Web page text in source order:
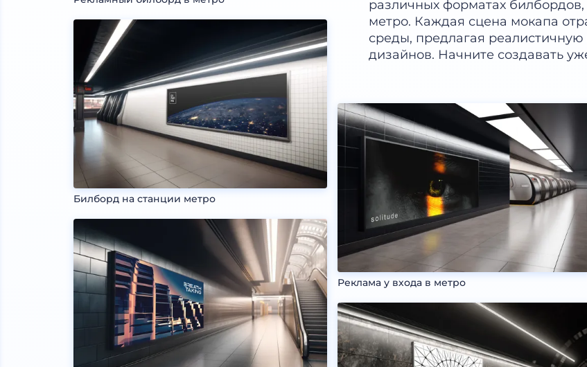
Билборд на станции метро
различных форматах
метро. Каждая сцена мокапа
среды, предлагая
дизайнов. Начните создавать
Реклама у входа в метро